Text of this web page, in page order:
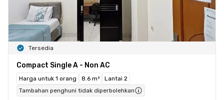
Tersedia
Compact Single A - Non AC
Harga untuk 1 orang 8.6 m²
Lantai 2
Tambahan penghuni tidak diperbolehkan